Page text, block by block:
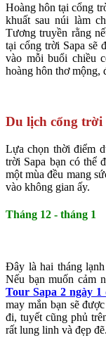
Hoàng hôn tại cổng
khuất sau núi làm
Tương truyền rằng
tại cổng trời Sapa sẽ
vào mỗi buổi chiều
hoàng hôn thơ mộng,
Du lịch cổng trời
Lựa chọn thời điểm
trời Sapa bạn có thể
một mùa đều mang
vào không gian ấy.
Tháng 12 - tháng 1
Đây là hai tháng
Nếu bạn muốn cảm
Tour Sapa 2 ngày 1
may mắn bạn sẽ
đi, tuyết cũng phủ
rất lung linh và đẹp đẽ.